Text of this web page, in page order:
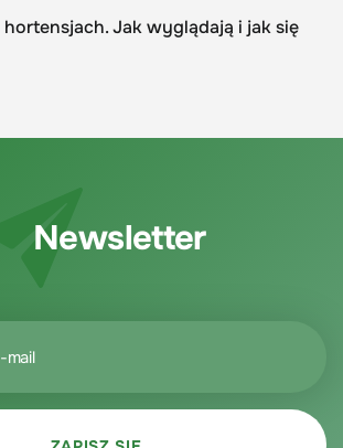
hortensjach. Jak wyglądają i jak się
Newsletter